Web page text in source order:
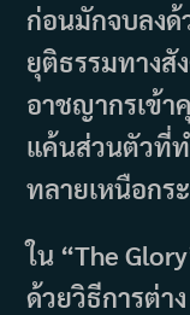
ก่อนมักจบลงด้
ยุติธรรมทางสั
อาชญากรเข้า
แค้นส่วนตัวที่
ทลายเหนือกร
ใน “The
ด้วยวิธีการต่า